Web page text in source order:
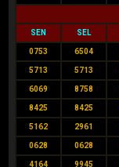
SEN SEL
0753 6504
5713 5713
6069 8758
8425 8425
5162 2961
0628 0628
4164 9945